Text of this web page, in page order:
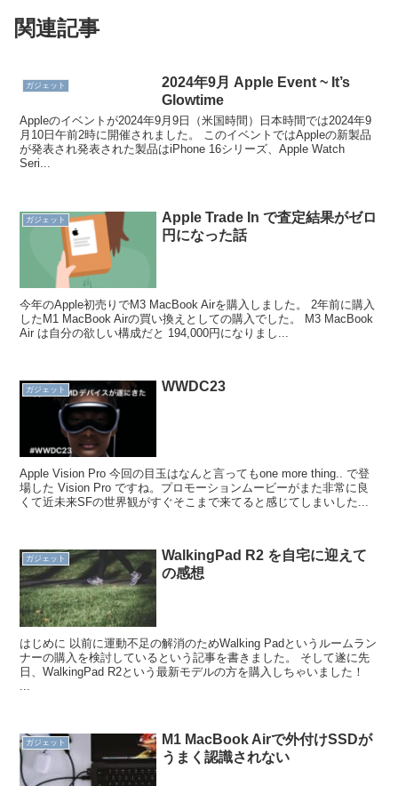
関連記事
ガジェット
2024年9月 Apple Event ~ It’s
Glowtime
Appleのイベントが2024年9月9日（米国時間）日本時間では2024年9
月10日午前2時に開催されました。 このイベントではAppleの新製品
が発表され発表された製品はiPhone 16シリーズ、Apple Watch
Seri...
ガジェット
Apple Trade In で査定結果がゼロ
円になった話
今年のApple初売りでM3 MacBook Airを購入しました。 2年前に購入
したM1 MacBook Airの買い換えとしての購入でした。 M3 MacBook
Air は自分の欲しい構成だと 194,000円になりまし...
ガジェット WWDC23
Apple Vision Pro 今回の目玉はなんと言ってもone more thing.. で登
場した Vision Pro ですね。プロモーションムービーがまた非常に良
くて近未来SFの世界観がすぐそこまで来てると感じてしまいした...
ガジェット
WalkingPad R2 を自宅に迎えて
の感想
はじめに 以前に運動不足の解消のためWalking Padというルームラン
ナーの購入を検討しているという記事を書きました。 そして遂に先
日、WalkingPad R2という最新モデルの方を購入しちゃいました！
ガジェット
M1 MacBook Airで外付けSSDが
うまく認識されない